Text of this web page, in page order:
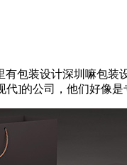
包装设计深圳嘛包
代]的公司，他们好像